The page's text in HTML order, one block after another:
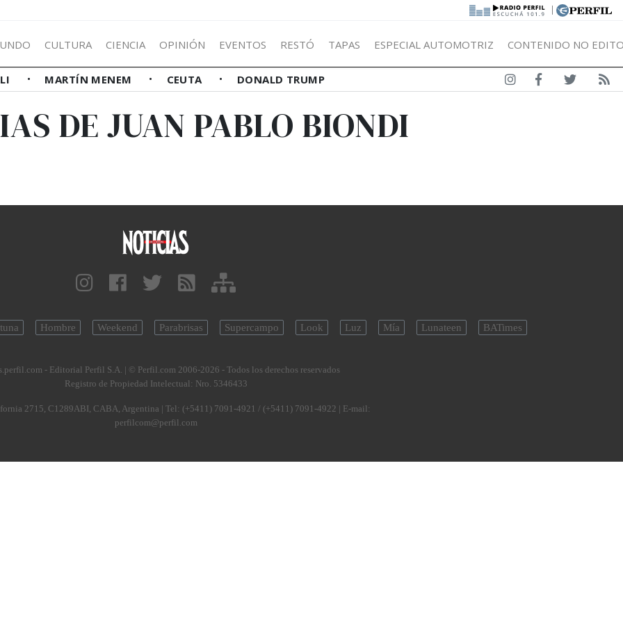
|
CULTURA CIENCIA OPINIÓN EVENTOS RESTÓ TAPAS ESPECIAL AUTOMOTRIZ CONTENIDO NO
MARTÍN MENEM CEUTA DONALD TRUMP
DE JUAN PABLO BIONDI
Hombre Weekend Parabrisas Supercampo Look Luz Mía Lunateen BATimes
- Editorial Perfil S.A. | © Perfil.com 2006-2026 - Todos los derechos reservados
Registro de Propiedad Intelectual: Nro. 5346433
2715, C1289ABI, CABA, Argentina | Tel: (+5411) 7091-4921 / (+5411) 7091-4922 | E-mail:
perfilcom@perfil.com